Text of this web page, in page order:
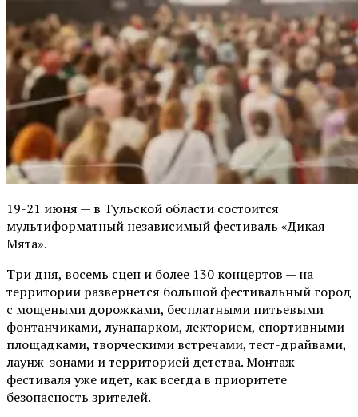
19-21 июня — в Тульской области состоится
мультиформатный независимый фестиваль «Дикая
Мята».
Три дня, восемь сцен и более 130 концертов — на
территории развернется большой фестивальный город
с мощеными дорожками, бесплатными питьевыми
фонтанчиками, лунапарком, лекторием, спортивными
площадками, творческими встречами, тест-драйвами,
лаунж-зонами и территорией детства. Монтаж
фестиваля уже идет, как всегда в приоритете
безопасность зрителей.